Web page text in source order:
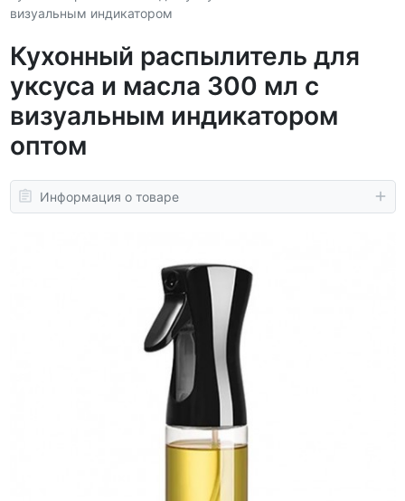
визуальным индикатором
Кухонный распылитель для
уксуса и масла 300 мл с
визуальным индикатором
оптом
Информация о товаре